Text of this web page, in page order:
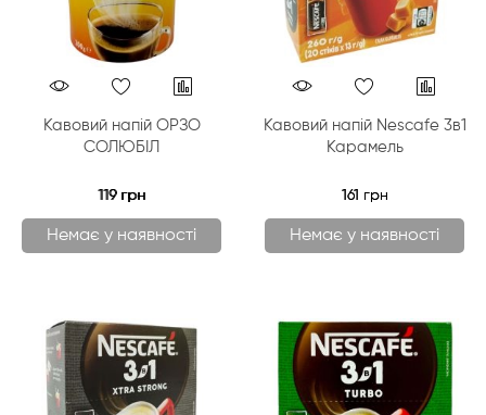
Кавовий напій ОРЗО
СОЛЮБІЛ
119 грн
Немає у наявності
Кавовий напій Nescafe 3в1
Карамель
161 грн
Немає у наявності